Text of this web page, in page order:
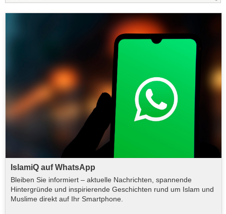
IslamiQ auf WhatsApp
Bleiben Sie informiert – aktuelle Nachrichten, spannende
Hintergründe und inspirierende Geschichten rund um Islam und
Muslime direkt auf Ihr Smartphone.